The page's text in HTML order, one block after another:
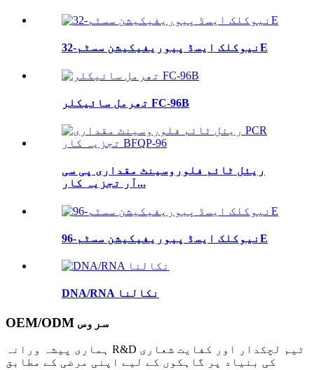
نیوکلک ایسڈ پیوریفیکیشن سسٹم-32E
تھرمل سائیکلر FC-96B
ریئل ٹائم فلوروسینٹ مقداری پی سی
آر تجزیہ کار...
نیوکلک ایسڈ پیوریفیکیشن سسٹم-96E
DNA/RNA نکالنا
OEM/ODM سروس
ہماری پیشہ ورانہ R&D ٹیم لچکدار اور کفایت شعاری
کی بنیاد پر گاہکوں کے لیے اپنی مرضی کے مطابق